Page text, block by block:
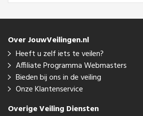
Over JouwVeilingen.nl
Heeft u zelf iets te veilen?
Affiliate Programma Webmasters
Bieden bij ons in de veiling
Onze Klantenservice
Overige Veiling Diensten